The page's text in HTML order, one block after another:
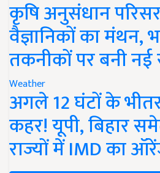
कृषि अनुसंधान
वैज्ञानिकों का मंथन,
तकनीकों पर बनी नई
Weather
अगले 12 घंटों के
कहर! यूपी, बिहार
राज्यों में IMD का